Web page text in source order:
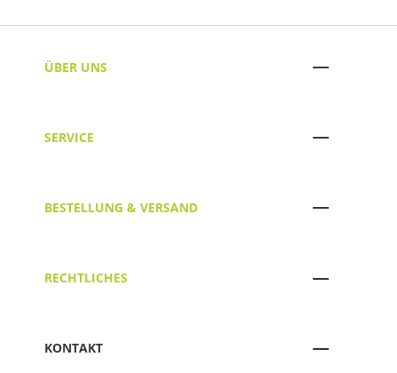
ÜBER UNS
SERVICE
BESTELLUNG & VERSAND
RECHTLICHES
KONTAKT